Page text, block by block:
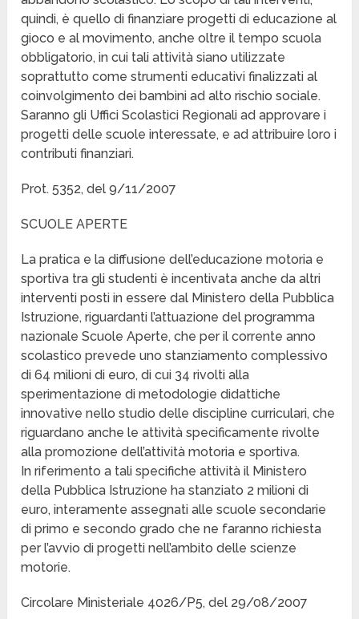
quindi, è quello di finanziare progetti di educazione al
gioco e al movimento, anche oltre il tempo scuola
obbligatorio, in cui tali attività siano utilizzate
soprattutto come strumenti educativi finalizzati al
coinvolgimento dei bambini ad alto rischio sociale.
Saranno gli Uffici Scolastici Regionali ad approvare i
progetti delle scuole interessate, e ad attribuire loro i
contributi finanziari.
Prot. 5352, del 9/11/2007
SCUOLE APERTE
La pratica e la diffusione dell’educazione motoria e
sportiva tra gli studenti è incentivata anche da altri
interventi posti in essere dal Ministero della Pubblica
Istruzione, riguardanti l’attuazione del programma
nazionale Scuole Aperte, che per il corrente anno
scolastico prevede uno stanziamento complessivo
di 64 milioni di euro, di cui 34 rivolti alla
sperimentazione di metodologie didattiche
innovative nello studio delle discipline curriculari, che
riguardano anche le attività specificamente rivolte
alla promozione dell’attività motoria e sportiva.
In riferimento a tali specifiche attività il Ministero
della Pubblica Istruzione ha stanziato 2 milioni di
euro, interamente assegnati alle scuole secondarie
di primo e secondo grado che ne faranno richiesta
per l’avvio di progetti nell’ambito delle scienze
motorie.
Circolare Ministeriale 4026/P5, del 29/08/2007